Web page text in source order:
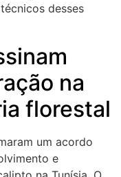
desses
na
florestal
um acordo
e